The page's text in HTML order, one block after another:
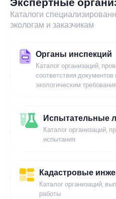
Каталоги
экологам и заказчикам
Органы инспекций
Каталог организаций,
соответствия
экологическим
Испытательные
Каталог организаций,
испытания
Кадастровые
Каталог организаций,
работы